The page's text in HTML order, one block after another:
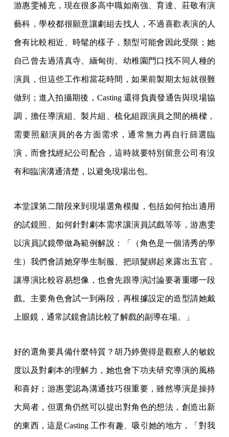
游惠雯補充，現在很多高中職如南強、育達、莊敬有演
藝科，學校都很願意讓劇組去找人，不過喜歡表演的人
會有比較相近、時髦的樣子，類型可能會因此受限；她
自己曾去過清真寺、緬甸街、幼稚園門口找不同人種的
演員，但這些工作相當花時間，如果前製期太短就很難
做到；進入拍攝期後，Casting 還得負責發通告與現場協
調，擔任導演組、製片組、梳化組跟演員之間的橋樑，
需要照顧演員的各方面需求，通常無力再自行篩選臨
演，而會找經紀公司配合，這時就要特別留意公司有沒
有和臨演溝通清楚，以避免現場出包。
本堂課第二階段來到現場選角模擬，包括如何拍出適用
的試鏡照、如何針對劇本需求讓演員試戲等等，游惠雯
以演員試鏡帶做為範例解說：「（角色是一個清秀的學
生）我們會請她穿學生制服、把頭髮綁起來露出五官，
讓導演比較容易想像，也會先跟導演討論要著重哪一段
戲。主要角色會試一到兩段，再根據設定的造型請她戴
上眼鏡，通常試鏡會請比較了解戲的副導在場。」
好的選角要具備什麼特質？胡乃婷覺得是觀察人的敏銳
度以及對劇本的理解力，她也會下功夫研究導演的風格
和喜好；游惠雯認為溝通技巧很重要，雖然導演是操持
大局者，但選角仍然可以提出對角色的想法，創造出新
的東西，這是Casting 工作有趣、吸引她的地方，「對我